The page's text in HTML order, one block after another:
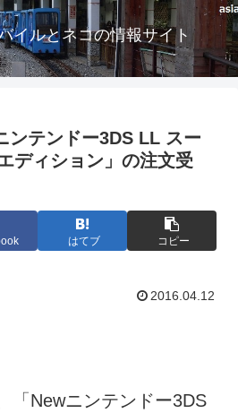
イルとネコの情報サイト
ンテンドー3DS LL スー
ディション」の注文受
はてブ コピー
2016.04.12
「Newニンテンドー3DS